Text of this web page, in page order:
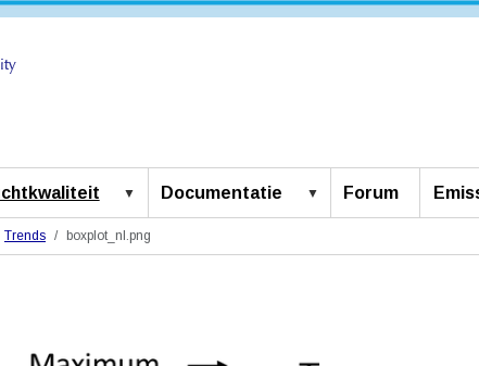
Documentatie Forum
Trends boxplot_nl.png